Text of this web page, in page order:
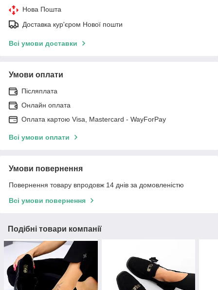
Нова Пошта
Доставка кур'єром Нової пошти
Всі умови доставки
Умови оплати
Післяплата
Онлайн оплата
Оплата картою Visa, Mastercard - WayForPay
Всі умови оплати
Умови повернення
Повернення товару впродовж 14 днів за домовленістю
Всі умови повернення
Подібні товари компанії